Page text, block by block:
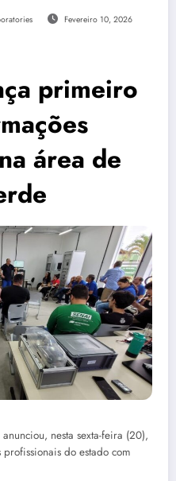
Fevereiro 10, 2026
primeiro
área de
nesta sexta-feira (20),
do estado com